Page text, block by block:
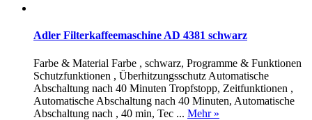
Adler Filterkaffeemaschine AD 4381 schwarz
Farbe & Material Farbe , schwarz, Programme & Funktionen
Schutzfunktionen , Überhitzungsschutz Automatische
Abschaltung nach 40 Minuten Tropfstopp, Zeitfunktionen ,
Automatische Abschaltung nach 40 Minuten, Automatische
Abschaltung nach , 40 min, Tec ... Mehr »